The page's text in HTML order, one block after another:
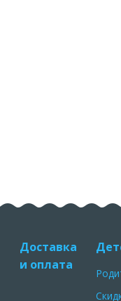
Доставка
и оплата